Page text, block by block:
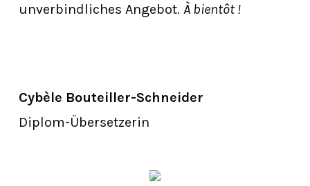
unverbindliches Angebot.À bientôt !
Cybèle Bouteiller-Schneider
Diplom-Übersetzerin